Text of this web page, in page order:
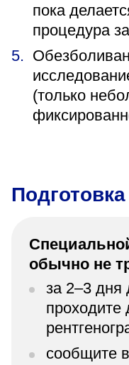
пока
процедура
(только
Подготовка
обычно не
за 2–3 дня
проходите
сообщите